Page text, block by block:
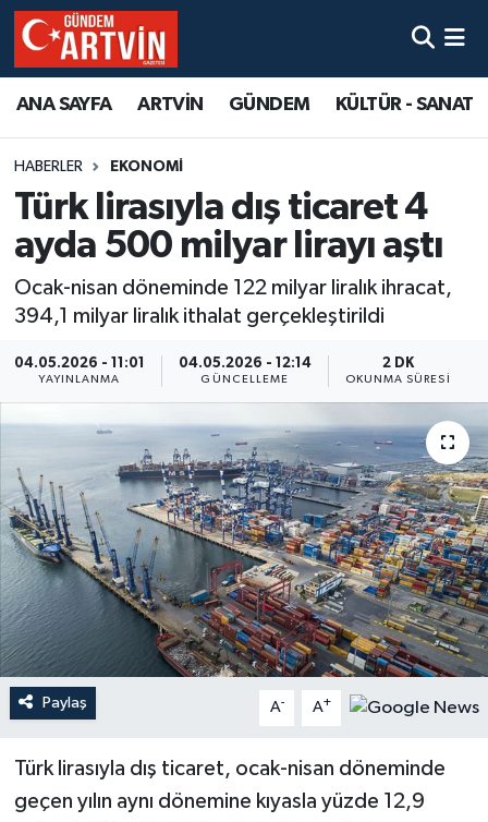
ANA SAYFA ARTVİN GÜNDEM KÜLTÜR - SANAT
HABERLER EKONOMİ
Türk lirasıyla dış ticaret 4
ayda 500 milyar lirayı aştı
Ocak-nisan döneminde 122 milyar liralık ihracat,
394,1 milyar liralık ithalat gerçekleştirildi
04.05.2026 - 11:01
YAYINLANMA
04.05.2026 - 12:14
GÜNCELLEME
2 DK
OKUNMA SÜRESI
Paylaş A- A+
Türk lirasıyla dış ticaret, ocak-nisan döneminde
geçen yılın aynı dönemine kıyasla yüzde 12,9